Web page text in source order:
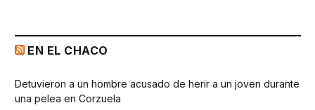
EN EL CHACO
Detuvieron a un hombre acusado de herir a un joven durante
una pelea en Corzuela